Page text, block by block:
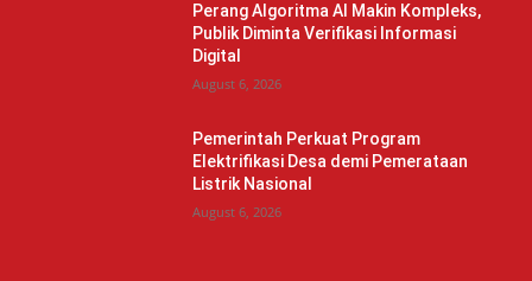
Perang Algoritma AI Makin Kompleks,
Publik Diminta Verifikasi Informasi
Digital
August 6, 2026
Pemerintah Perkuat Program
Elektrifikasi Desa demi Pemerataan
Listrik Nasional
August 6, 2026